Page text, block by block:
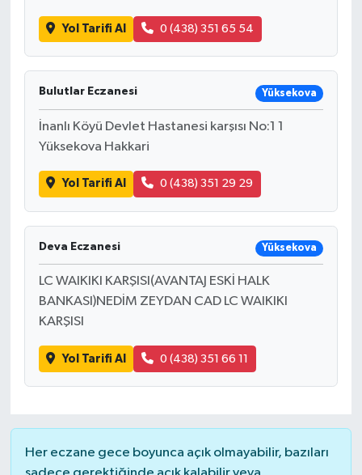
Yol Tarifi Al 0 (438) 351 65 54
Bulutlar Eczanesi Yüksekova
İnanlı Köyü Devlet Hastanesi karşısı No:1 1
Yüksekova Hakkari
Yol Tarifi Al 0 (438) 351 29 29
Deva Eczanesi Yüksekova
LC WAIKIKI KARŞISI(AVANTAJ ESKİ HALK
BANKASI)NEDİM ZEYDAN CAD LC WAIKIKI
KARŞISI
Yol Tarifi Al 0 (438) 351 66 11
Her eczane gece boyunca açık olmayabilir, bazıları
Bayburt Müftülüğü
Bilecik Müftülüğü
Bingöl Müftülüğü
Bitlis Müftülüğü
Bolu Müftülüğü
Bursa Müftülüğü
Çanakkale Müftülüğü
Çankırı Müftülüğü
Zekat
Eğitim
Kültür-Sanat
Aile
Sağlık
Makaleler
Duyurular
Podcast
Bilim, Teknoloji